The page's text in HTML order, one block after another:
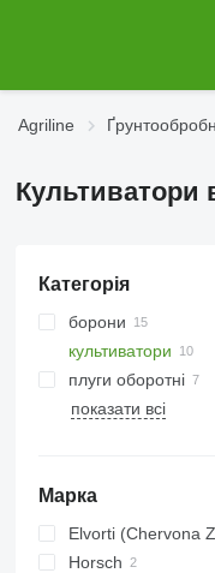
Agriline
Культиватори
Категорія
борони
дискові борони
ротаційні
пружинні
культиватори
плуги оборотні
показати всі
Марка
Elvorti (Chervona
Horsch